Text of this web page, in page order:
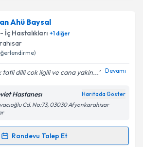
Takvim Talebini Gönder
Kazaniçin randevu takvimi talebi
bu uzmandan randevu almanız için bir
e-posta ile bilgilendireceğiz.
işlenmesine ilişkinAydınlatma
ve kişisel verilerimin belirtilen
işlenmesini kabul ediyorum.
Ahü Baysal
İç Hastalıkları +1diğer
dilli cok ilgili ve cana yakin... Devamı
Hastanesı Haritada Göster
Cd. No:73, 03030 Afyonkarahisar
Randevu Talep Et
Talebi